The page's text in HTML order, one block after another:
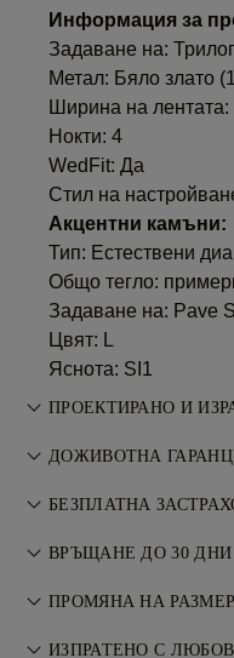
Информация за
Задаване на:
Метал: Бяло злато
Ширина на лентата:
Нокти: 4
WedFit: Да
Стил на
Акцентни камъни:
Тип: Естествени
Общо тегло:
Задаване на: Pave
Цвят: L
Яснота: SI1
ПРОЕКТИРАНО И
Изкуството на
майсторите на 77
ДОЖИВОТНА
Всяка покупка от 77
гаранция за
ремонти са
БЕЗПЛАТНА
Всички пощенски
живеете. Ние ще
напълно застрахован
FedEx или DHL,
ВРЪЩАНЕ ДО 30 ДНИ
Ако не сте напълно
замените покупката
ПРОМЯНА НА
За перфектно
ИЗПРАТЕНО С ЛЮБОВ